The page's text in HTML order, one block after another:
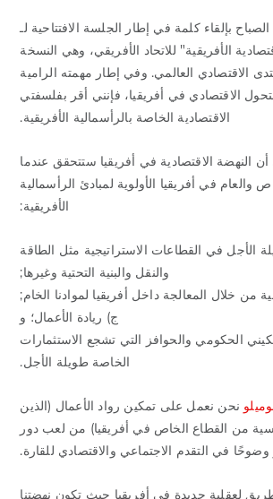
بإلقاء كلمة في إطار الجلسة الافتتاحية لـ
الأفريقية" للاتحاد الأفريقي، وهي النسخة
الاقتصادي العالمي. وفي إطار مهمته الرامية
الاقتصادي في أفريقيا، فإنني أقر بفلسفتي
الاقتصادية الخاصة بالرأسمالية الأفريقية.
النهضة الاقتصادية في أفريقيا ستتحقق عندما
والعام في أفريقيا الأولوية لمبادئ الرأسمالية
الأفريقية:
الأجل في القطاعات الاستراتيجية مثل الطاقة
والنقل والبنية التحتية وغيرها;
خلال المعالجة داخل أفريقيا لموادنا الخام;
ج) ريادة الأعمال؛ و
الحكومي والحوافز التي تشجع الاستثمارات
الخاصة طويلة الأجل.
نحن نعمل على تمكين رواد الأعمال (الذين
من القطاع الخاص في أفريقيا) من لعب دور
وضوحًا في التقدم الاجتماعي والاقتصادي للقارة.
لعقلية جديدة في أفريقيا حيث تكون نهضتنا